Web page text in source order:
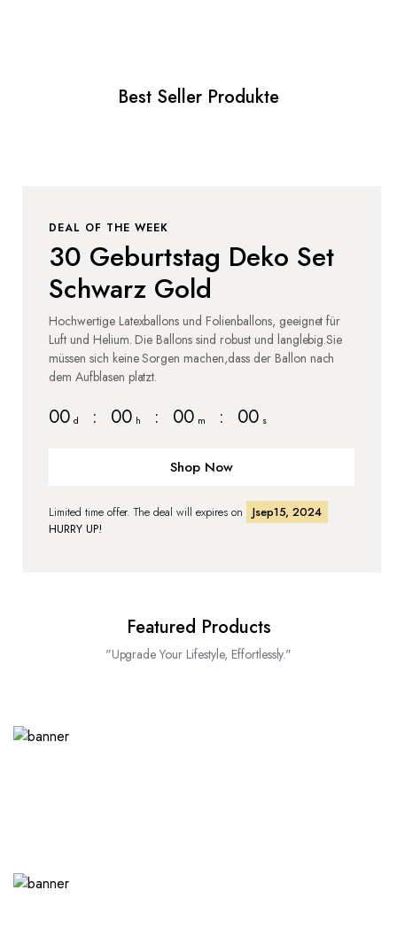
Best Seller Produkte
DEAL OF THE WEEK
30 Geburtstag Deko Set
Schwarz Gold
Hochwertige Latexballons und Folienballons, geeignet für
Luft und Helium. Die Ballons sind robust und langlebig.Sie
müssen sich keine Sorgen machen,dass der Ballon nach
dem Aufblasen platzt.
00 d : 00 h : 00 m : 00 s
Shop Now
Limited time offer. The deal will expires on
Jsep15, 2024
HURRY UP!
Featured Products
"Upgrade Your Lifestyle, Effortlessly."